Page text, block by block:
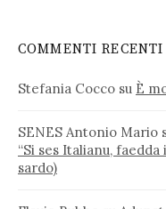
COMMENTI RECENTI
Stefania Cocco su È
SENES Antonio Mario
“Si ses Italianu,
sardo)